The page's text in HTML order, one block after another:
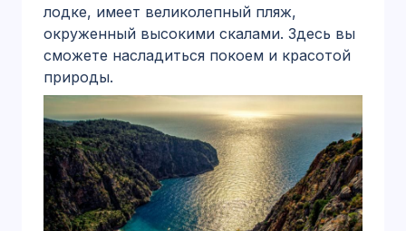
лодке, имеет великолепный пляж,
окруженный высокими скалами. Здесь вы
сможете насладиться покоем и красотой
природы.